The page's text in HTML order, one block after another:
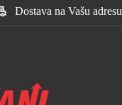
Dostava na Vašu adresu